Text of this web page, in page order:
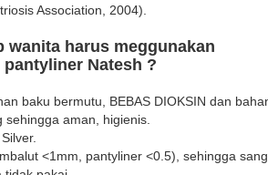
Association, 2004).
wanita harus meggunakan
Natesh ?
baku bermutu, BEBAS DIOKSIN dan
sehingga aman, higienis.
<1mm, pantyliner <0.5), sehingga